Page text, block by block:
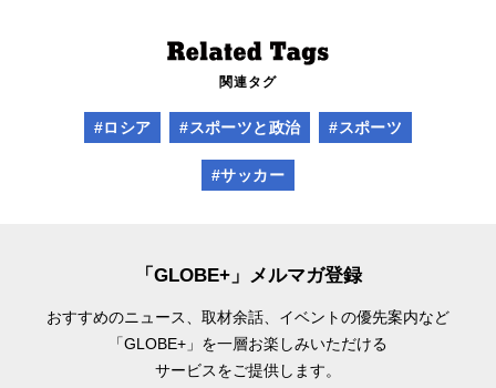
関連タグ
#ロシア #スポーツと政治 #スポーツ
#サッカー
「GLOBE+」メルマガ登録
おすすめのニュース、取材余話、 イベントの優先案内など
「GLOBE+」を一層お楽しみいただける
サービスをご提供します。